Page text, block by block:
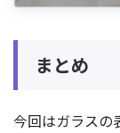
まとめ
今回はガラスの